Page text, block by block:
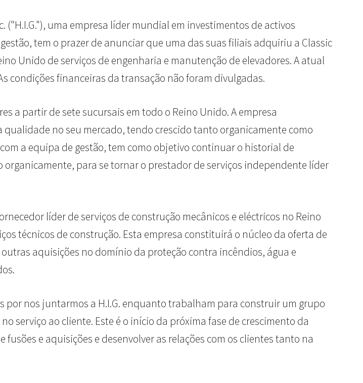
("H.I.G."), uma empresa líder mundial em investimentos de activos
tem o prazer de anunciar que uma das suas filiais adquiriu a Classic
Unido de serviços de engenharia e manutenção de elevadores. A atual
condições financeiras da transação não foram divulgadas.
a partir de sete sucursais em todo o Reino Unido. A empresa
no seu mercado, tendo crescido tanto organicamente como
a equipa de gestão, tem como objetivo continuar o historial de
para se tornar o prestador de serviços independente líder
líder de serviços de construção mecânicos e eléctricos no Reino
técnicos de construção. Esta empresa constituirá o núcleo da oferta de
aquisições no domínio da proteção contra incêndios, água e
por nos juntarmos a H.I.G. enquanto trabalham para construir um grupo
serviço ao cliente. Este é o início da próxima fase de crescimento da
e aquisições e desenvolver as relações com os clientes tanto na